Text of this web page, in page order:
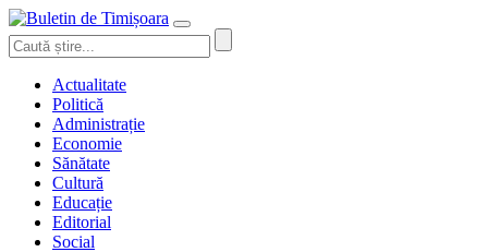
Actualitate
Politică
Administrație
Economie
Sănătate
Cultură
Educație
Editorial
Social